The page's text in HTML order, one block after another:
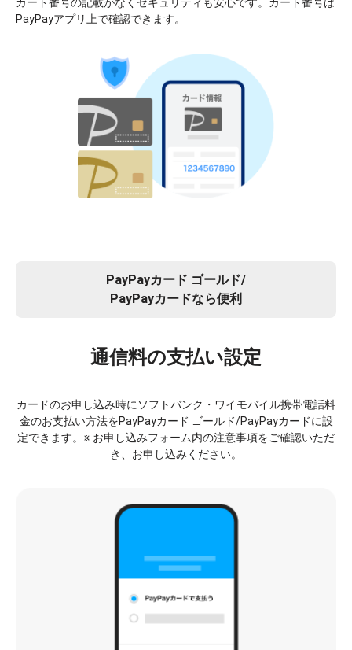
PayPayアプリ上で確認できます。
PayPayカード ゴールド/
PayPayカードなら便利
通信料の支払い設定
カードのお申し込み時にソフトバンク・ワイモバイル携帯電話料
金のお支払い方法をPayPayカード ゴールド/PayPayカードに設
定できます。※ お申し込みフォーム内の注意事項をご確認いただ
き、お申し込みください。